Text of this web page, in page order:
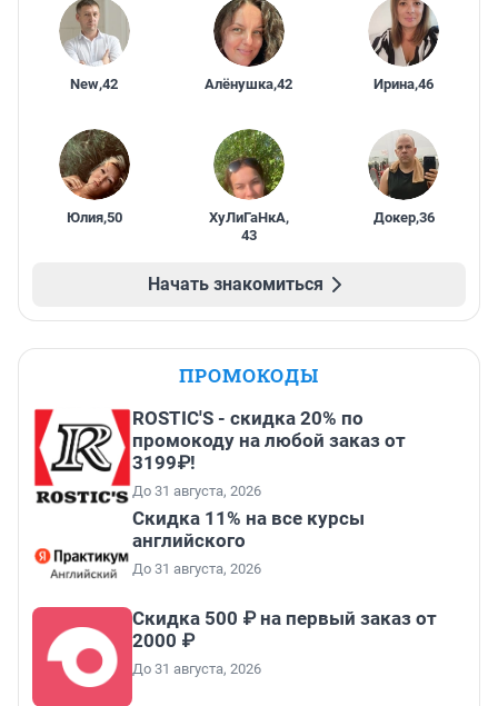
New,42 Алёнушка,42 Ирина,46
Юлия,50 ХуЛиГаНкА,
43
Докер,36
Начать знакомиться
ПРОМОКОДЫ
ROSTIC'S - скидка 20% по
промокоду на любой заказ от
3199₽!
До 31 августа, 2026
Скидка 11% на все курсы
английского
До 31 августа, 2026
Скидка 500 ₽ на первый заказ от
2000 ₽
До 31 августа, 2026